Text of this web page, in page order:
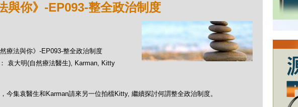
與你》-EP093-整全政治制度
療法與你》-EP093-整全政治制度
袁大明(自然療法醫生), Karman, Kitty
今集袁醫生和Karman請來另一位拍檔Kitty, 繼續探討何謂整全政治制度。